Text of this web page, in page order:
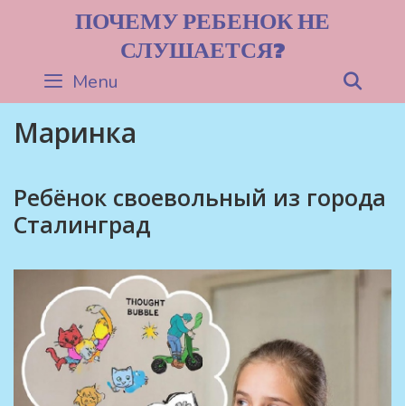
ПОЧЕМУ РЕБЕНОК НЕ
СЛУШАЕТСЯ?
Menu
Маринка
Ребёнок своевольный из города
Сталинград